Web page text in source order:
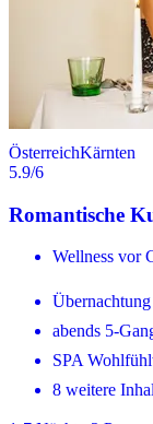
ÖsterreichKärnten
5.9/6
Romantische
Wellness vor
abends 5-
SPA
8 weitere